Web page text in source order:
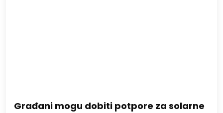
Građani mogu dobiti potpore za solarne